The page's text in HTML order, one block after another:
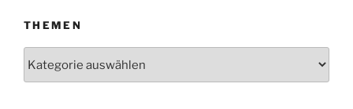
THEMEN